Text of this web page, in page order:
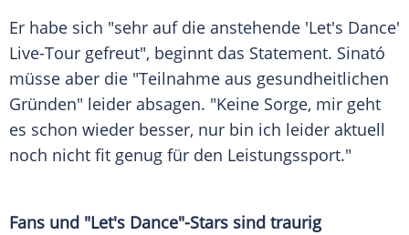
Er habe sich "sehr auf die anstehende 'Let's Dance'
Live-Tour gefreut", beginnt das Statement. Sinató
müsse aber die "Teilnahme aus gesundheitlichen
Gründen" leider absagen. "Keine Sorge, mir geht
es schon wieder besser, nur bin ich leider aktuell
noch nicht fit genug für den Leistungssport."
Fans und "Let's Dance"-Stars sind traurig